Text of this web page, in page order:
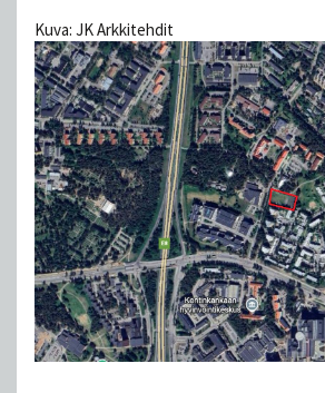
Kuva: JK Arkkitehdit